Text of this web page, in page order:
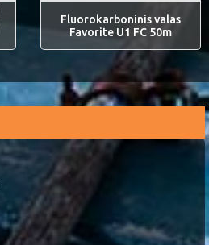
Fluorokarboninis valas
Favorite U1 FC 50m